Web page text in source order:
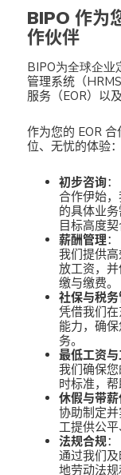
BIPO 作为
作伙伴
BIPO为全球企
管理系统（
服务（EOR）以
作为您的 EOR
位、无忧的体验：
初步咨询：
合作伊始
的具体业
目标高度契
薪酬管理：
我们提供
放工资，
缴与缴费。
社保与税
凭借我们
能力，确
务。
最低工资
我们确保
时标准，
休假与带
协助制定
工提供公
法规合规：
通过我们
地劳动法规